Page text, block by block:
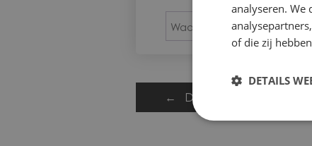
← DOORGAAN MET
analyseren. We
of die zij
DETAILS